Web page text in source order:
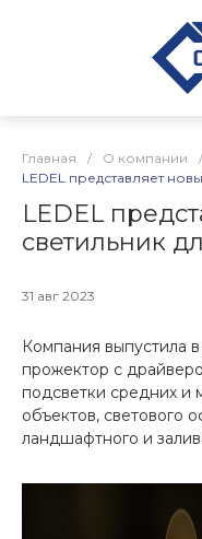
Главная / О компании /
LEDEL представляет
LEDEL
светильник
31 авг 2023
Компания выпустила
прожектор с
подсветки средних и
объектов, светового
ландшафтного и